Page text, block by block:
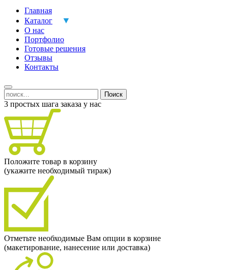
Главная
Каталог
О нас
Портфолио
Готовые решения
Отзывы
Контакты
Поиск
3 простых шага заказа у нас
Положите товар в корзину
(укажите необходимый тираж)
Отметьте необходимые Вам опции в корзине
(макетирование, нанесение или доставка)